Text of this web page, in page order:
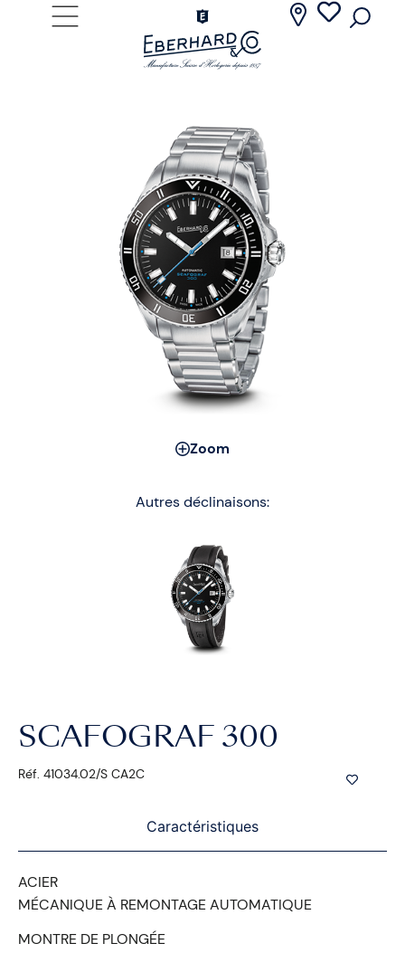
Zoom
Autres déclinaisons:
SCAFOGRAF 300
Réf. 41034.02/S CA2C
Caractéristiques
ACIER
MÉCANIQUE À REMONTAGE AUTOMATIQUE
MONTRE DE PLONGÉE